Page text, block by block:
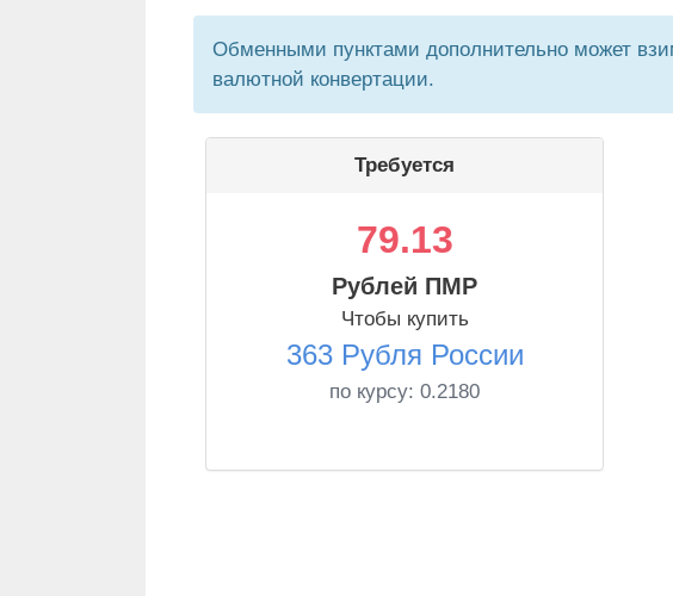
Обменными пунктами дополнительно может
валютной конвертации.
Требуется
79.13
Рублей ПМР
Чтобы купить
363 Рубля России
по курсу: 0.2180